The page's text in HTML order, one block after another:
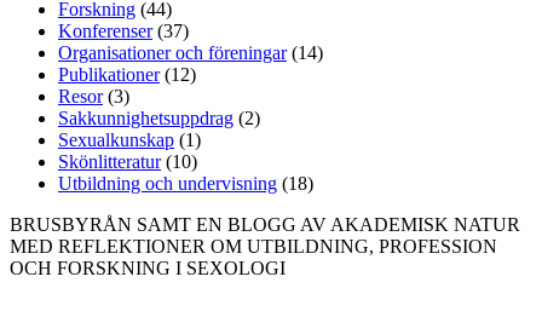
Forskning (44)
Konferenser(37)
Organisationer och föreningar(14)
Publikationer(12)
Resor(3)
Sakkunnighetsuppdrag (2)
Sexualkunskap (1)
Skönlitteratur(10)
Utbildning och undervisning (18)
BRUSBYRÅN SAMT EN BLOGG AV AKADEMISK NATUR
MED REFLEKTIONER OM UTBILDNING, PROFESSION
OCH FORSKNING I SEXOLOGI